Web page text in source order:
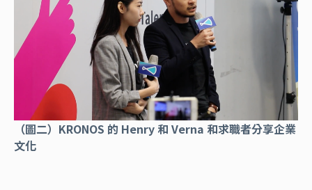
（圖二）KRONOS 的 Henry 和 Verna 和求職者分享企業
文化